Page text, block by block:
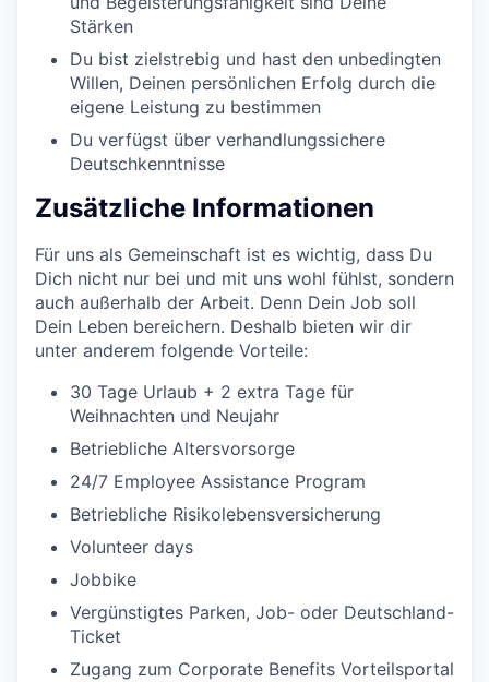
Stärken
Du bist zielstrebig und hast den unbedingten
Willen, Deinen persönlichen Erfolg durch die
eigene Leistung zu bestimmen
Du verfügst über verhandlungssichere
Deutschkenntnisse
Zusätzliche Informationen
Für uns als Gemeinschaft ist es wichtig, dass Du
Dich nicht nur bei und mit uns wohl fühlst, sondern
auch außerhalb der Arbeit. Denn Dein Job soll
Dein Leben bereichern. Deshalb bieten wir dir
unter anderem folgende Vorteile:
30 Tage Urlaub + 2 extra Tage für
Weihnachten und Neujahr
Betriebliche Altersvorsorge
24/7 Employee Assistance Program
Betriebliche Risikolebensversicherung
Volunteer days
Jobbike
Vergünstigtes Parken, Job- oder Deutschland-
Ticket
Zugang zum Corporate Benefits Vorteilsportal